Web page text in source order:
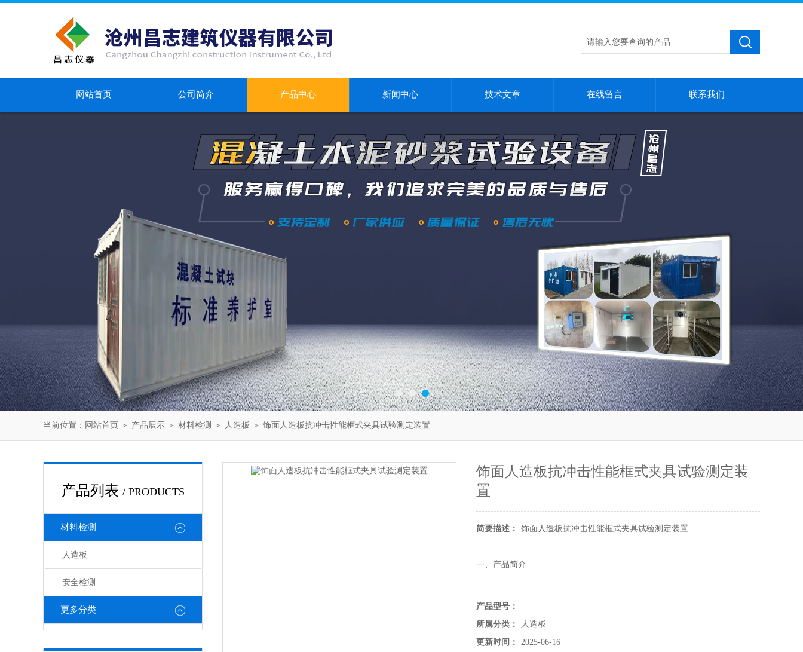
网站首页 公司简介 产品中心 新闻中心 技术文章 在线留言 联系我们
当前位置： 网站首页 ＞ 产品展示 ＞ 材料检测 ＞ 人造板 ＞ 饰面人造板抗冲击性能框式夹具试验测定装置
产品列表 / PRODUCTS
材料检测
人造板
安全检测
更多分类
饰面人造板抗冲击性能框式夹具试验测定装
置
简要描述： 饰面人造板抗冲击性能框式夹具试验测定装置
一、产品简介
用于配合落球冲击试验机进行人造板的抗冲击性能测定，符合GB/T 17657-
2013《人造板及饰面人造板理化性能试验方法》的规定要求。
产品型号：
所属分类：
人造板
更新时间：
2025-06-16